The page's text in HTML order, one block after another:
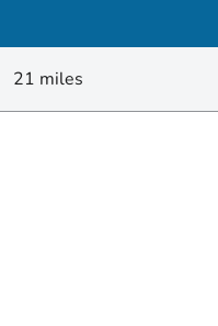
21 miles